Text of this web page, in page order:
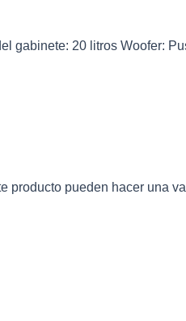
gabinete: 20 litros Woofer:
producto pueden hacer una